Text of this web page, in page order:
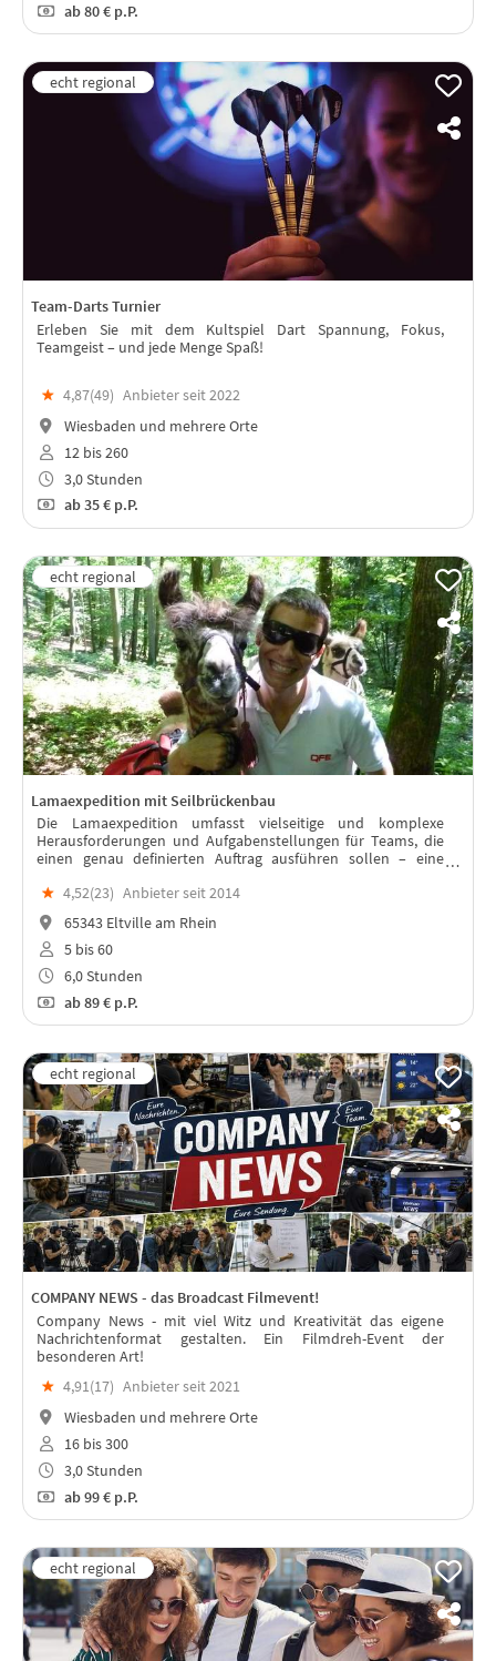
ab80 € p.P.
Team-Darts Turnier
Erleben Sie mit dem Kultspiel Dart Spannung, Fokus,
Teamgeist – und jede Menge Spaß!
★ 4,87(49) Anbieter seit 2022
Wiesbaden und mehrere Orte
12 bis 260
3,0 Stunden
ab35 € p.P.
Lamaexpedition mit Seilbrückenbau
Die Lamaexpedition umfasst vielseitige und komplexe
Herausforderungen und Aufgabenstellungen für Teams, die
einen genau definierten Auftrag ausführen sollen – eine
★ 4,52(23) Anbieter seit 2014
65343 Eltville am Rhein
5 bis 60
6,0 Stunden
ab89 € p.P.
COMPANY NEWS - das Broadcast Filmevent!
Company News - mit viel Witz und Kreativität das eigene
Nachrichtenformat gestalten. Ein Filmdreh-Event der
besonderen Art!
★ 4,91(17) Anbieter seit 2021
Wiesbaden und mehrere Orte
16 bis 300
3,0 Stunden
ab99 € p.P.